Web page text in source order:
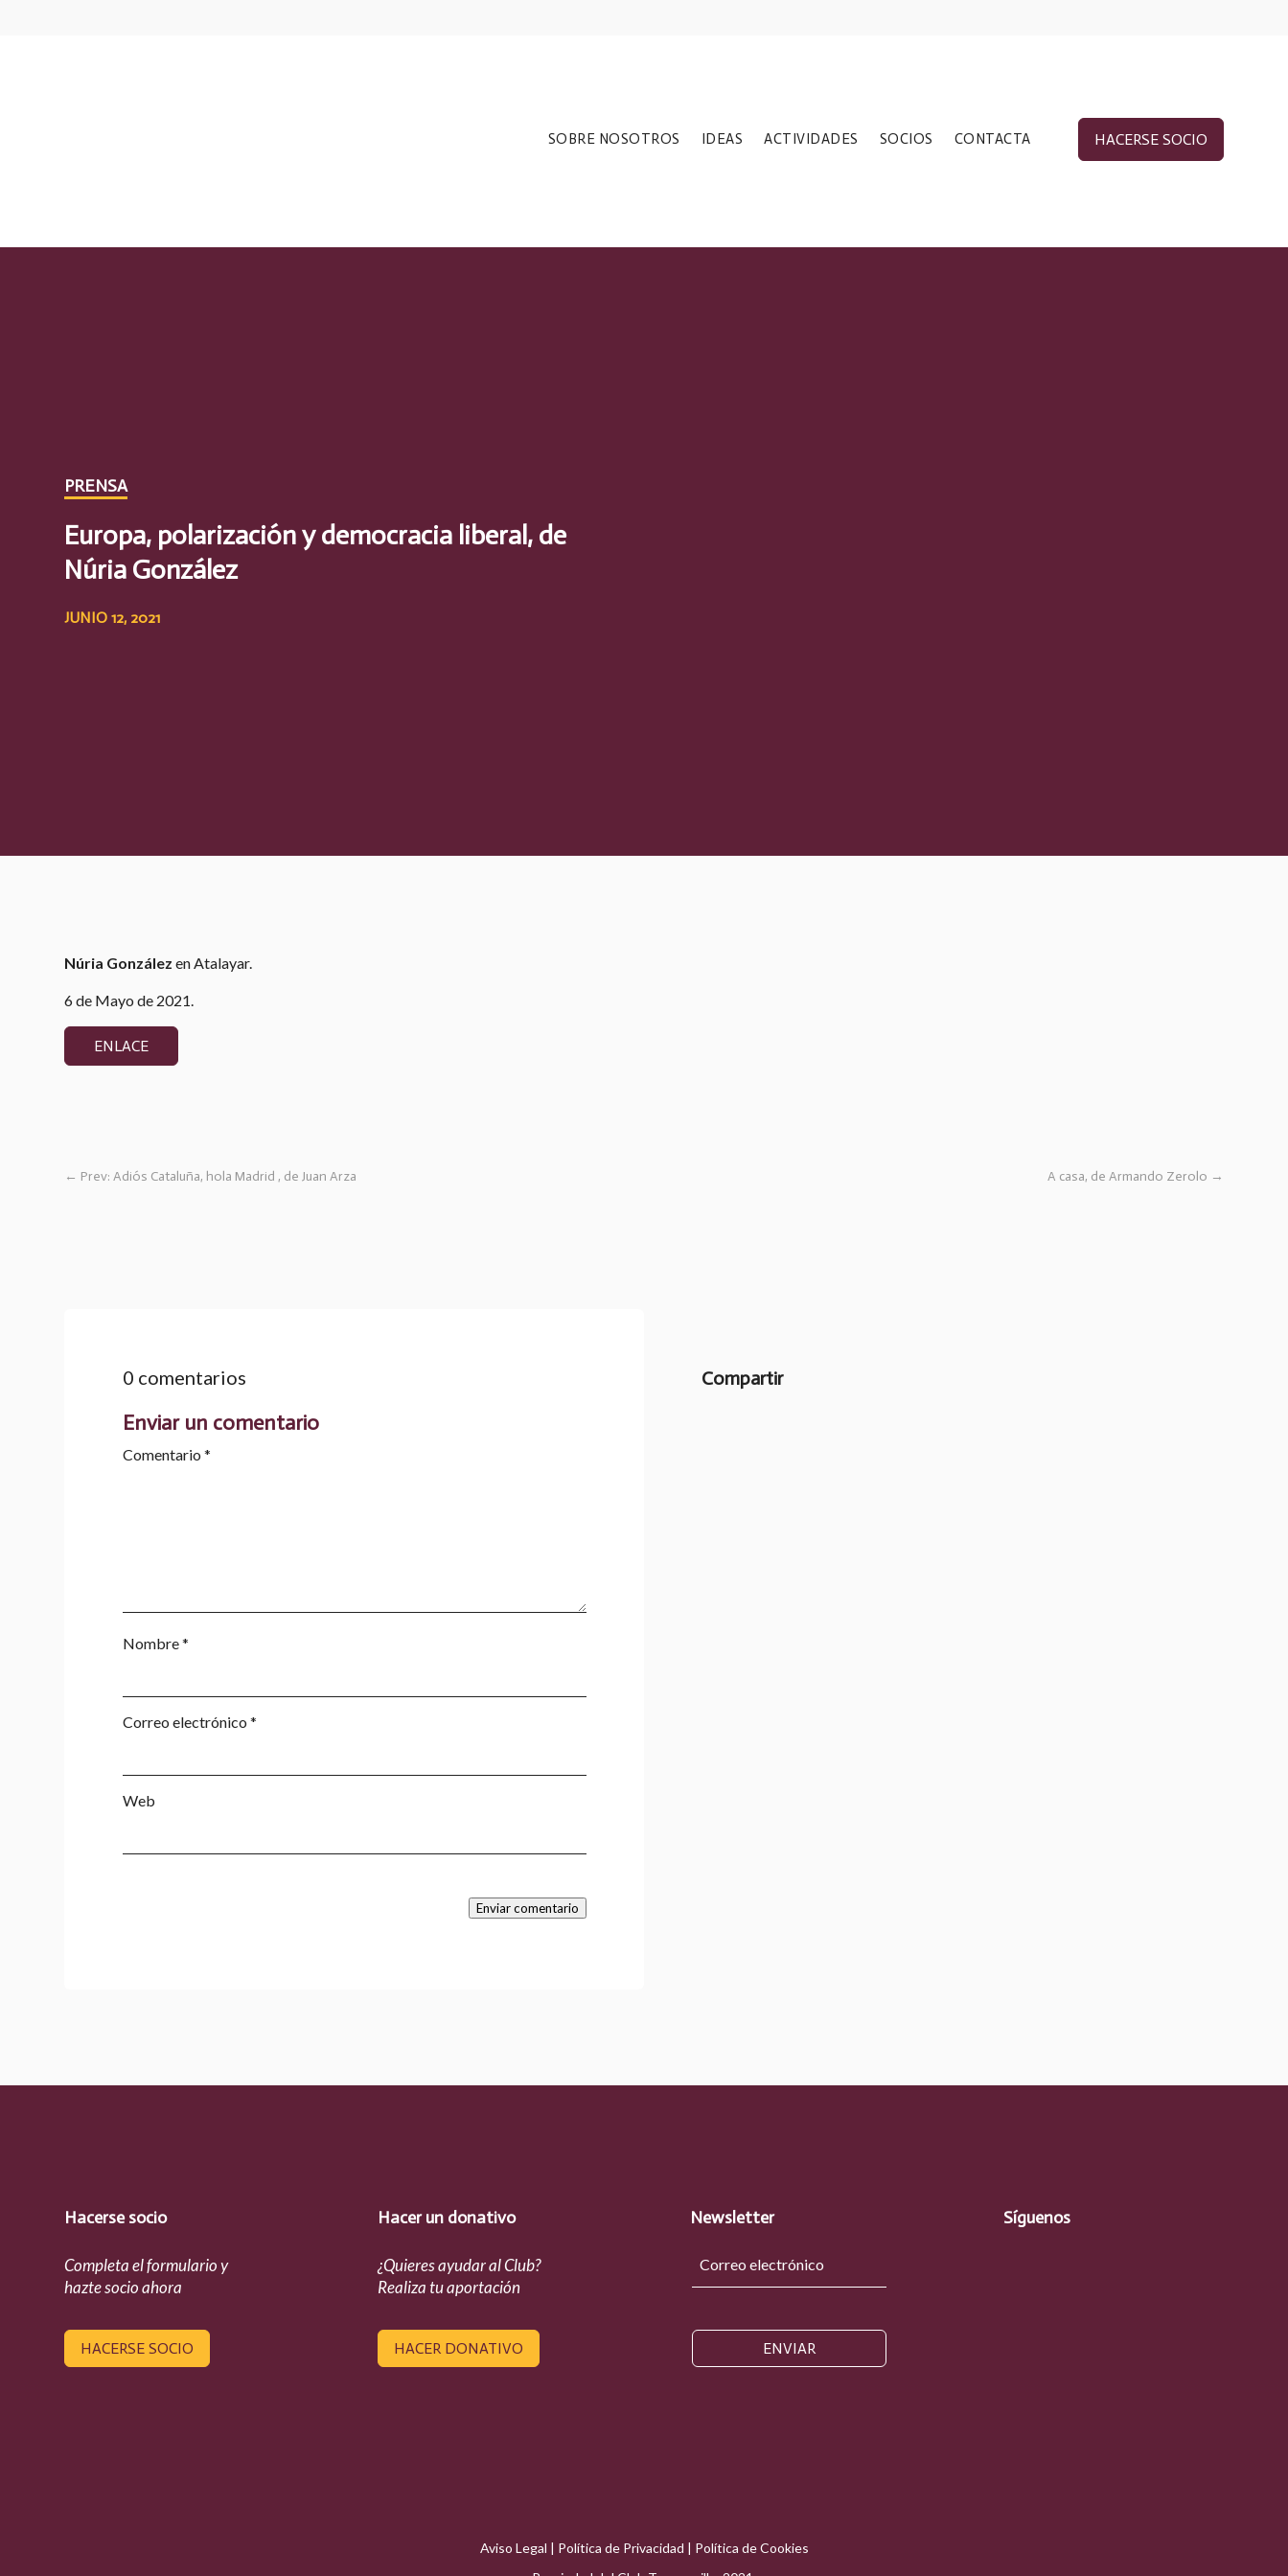
SOBRE NOSOTROS IDEAS ACTIVIDADES SOCIOS CONTACTA HACERSE SOCIO
PRENSA
Europa, polarización y democracia liberal, de
Núria González
JUNIO 12, 2021
Núria Gonzálezen Atalayar.
6 de Mayo de 2021.
ENLACE
← Prev: Adiós Cataluña, hola Madrid , de Juan Arza A casa, de Armando Zerolo →
0 comentarios
Enviar un comentario
Comentario *
Nombre*
Correo electrónico *
Web
Enviar comentario
Compartir
Hacerse socio
Completa el formulario y
hazte socio ahora
HACERSE SOCIO
Hacer un donativo
¿Quieres ayudar al Club?
Realiza tu aportación
HACER DONATIVO
Newsletter
ENVIAR
Síguenos
Aviso Legal | Política de Privacidad | Política de Cookies